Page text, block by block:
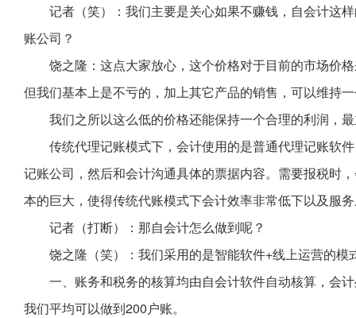
记者（笑）：我们主要是关心如果不赚钱，自会计这
账公司？
饶之隆：这点大家放心，这个价格对于目前的市场价
但我们基本上是不亏的，加上其它产品的销售，可以维持
我们之所以这么低的价格还能保持一个合理的利润，
传统代理记账模式下，会计使用的是普通代理记账软
记账公司，然后和会计沟通具体的票据内容。需要报税时
本的巨大，使得传统代账模式下会计效率非常低下以及服
记者（打断）：那自会计怎么做到呢？
饶之隆（笑）：我们采用的是智能软件+线上运营的模
一、账务和税务的核算均由自会计软件自动核算，会
我们平均可以做到200户账。